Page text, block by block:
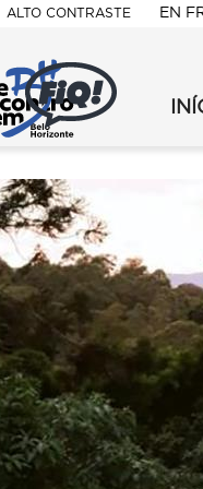
ALTO CONTRASTE EN
-
-